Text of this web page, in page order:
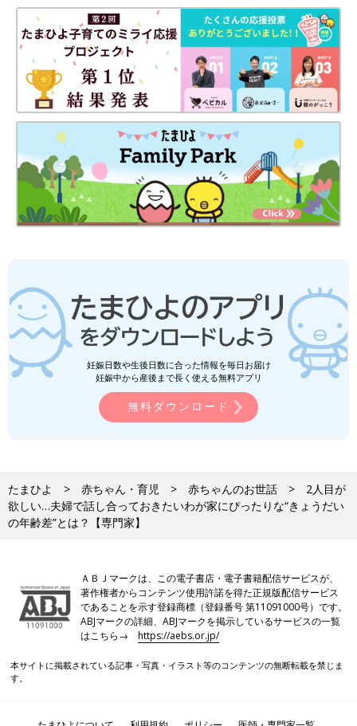
妊娠日数や生後日数に合った情報を毎日お届け
妊娠中から産後まで長く使える無料アプリ
無料ダウンロード
たまひよ 赤ちゃん・育児 赤ちゃんのお世話
2人目が
欲しい…夫婦で話し合っておきたいわが家にぴったりな“きょうだい
の年齢差”とは？【専門家】
ＡＢＪマークは、この電子書店・電子書籍配信サービスが、
著作権者からコンテンツ使用許諾を得た正規版配信サービス
であることを示す登録商標（登録番号 第11091000号）です。
ABJマークの詳細、ABJマークを掲示しているサービスの一覧
はこちら→https://aebs.or.jp/
本サイトに掲載されている記事・写真・イラスト等のコンテンツの無断転載を禁じま
す。